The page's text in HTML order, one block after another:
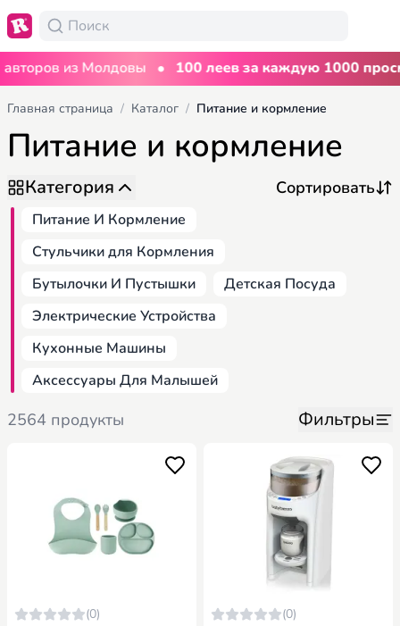
из Молдовы • 100 леев за каждую 1000
Главная страница / Каталог / Питание и кормление
Питание и кормление
Категория
Питание И Кормление
Стульчики для Кормления
Бутылочки И Пустышки
Детская Посуда
Электрические Устройства
Кухонные Машины
Аксессуары Для Малышей
2564 продукты Фильтры
(0) (0)